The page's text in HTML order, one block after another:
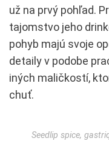
už na prvý pohľad.
tajomstvo jeho
pohyb majú svoje
detaily v podobe
iných maličkostí,
chuť.
Seedlip spice,